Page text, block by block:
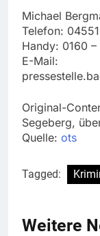
Michael
Telefon:
Handy: 0160
E-Mail:
Original-
Segeberg,
Quelle: ots
Tagged:
Weitere